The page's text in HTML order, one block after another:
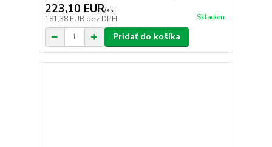
223,10 EUR/ks
181,38 EUR bez DPH Skladom
Pridať do košíka